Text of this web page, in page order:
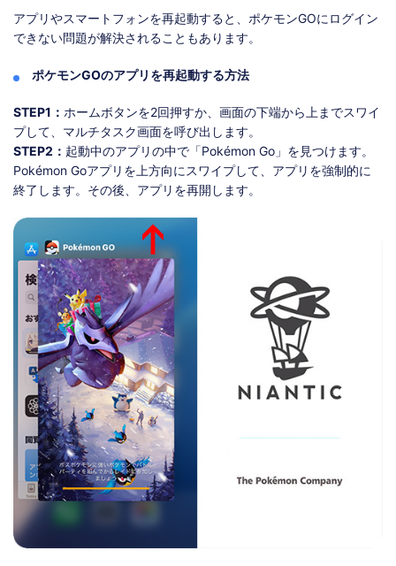
アプリやスマートフォンを再起動すると、ポケモンGOにログイン
できない問題が解決されることもあります。
ポケモンGOのアプリを再起動する方法
STEP1： ホームボタンを2回押すか、画面の下端から上までスワイ
プして、マルチタスク画面を呼び出します。
STEP2： 起動中のアプリの中で「Pokémon Go」を見つけます。
Pokémon Goアプリを上方向にスワイプして、アプリを強制的に
終了します。その後、アプリを再開します。